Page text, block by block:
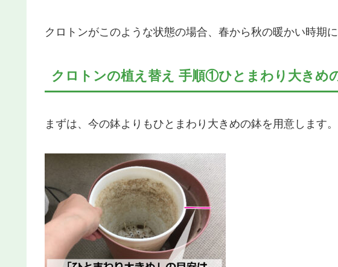
クロトンがこのような状態の場合、春から秋の暖かい時期
クロトンの植え替え 手順①ひとまわり大きめ
まずは、今の鉢よりもひとまわり大きめの鉢を用意します。